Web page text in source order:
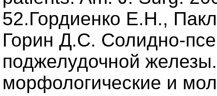
52.Гордиенко Е.Н.,
Горин Д.С. Солидно-
поджелудочной
морфологические и